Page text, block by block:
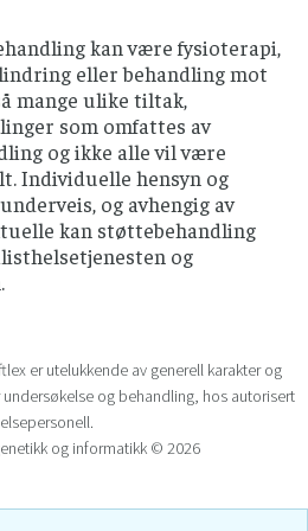
kan være fysioterapi,
eller behandling mot
mange ulike tiltak,
som omfattes av
og ikke alle vil være
Individuelle hensyn og
og avhengig av
kan støttebehandling
og
er utelukkende av generell karakter og
og behandling, hos autorisert
og informatikk © 2026